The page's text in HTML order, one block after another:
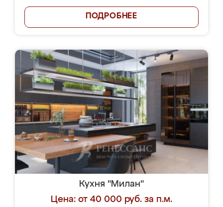
ПОДРОБНЕЕ
Кухня "Милан"
Цена: от 40 000 руб. за п.м.